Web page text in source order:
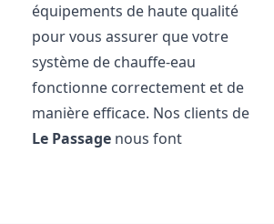
équipements de haute qualité
pour vous assurer que votre
système de chauffe-eau
fonctionne correctement et de
manière efficace. Nos clients de
Le Passage nous font